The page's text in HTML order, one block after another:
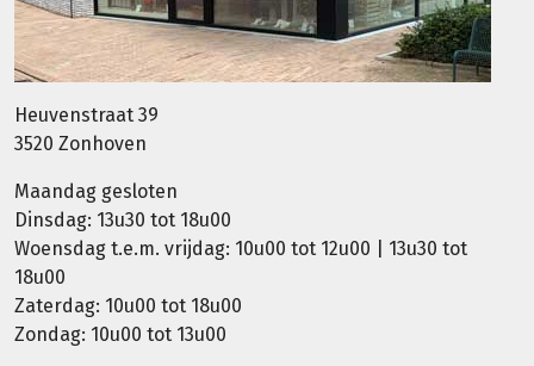
Heuvenstraat 39
3520 Zonhoven
Maandag gesloten
Dinsdag: 13u30 tot 18u00
Woensdag t.e.m. vrijdag: 10u00 tot 12u00 | 13u30 tot
18u00
Zaterdag: 10u00 tot 18u00
Zondag: 10u00 tot 13u00